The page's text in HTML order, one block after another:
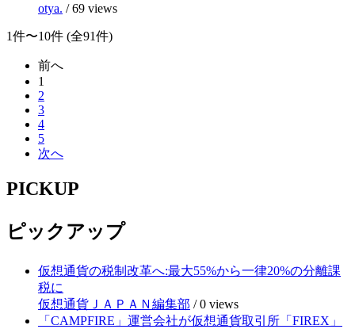
otya. /69 views
1件〜10件 (全91件)
前へ
1
2
3
4
5
次へ
PICKUP
ピックアップ
仮想通貨の税制改革へ:最大55%から一律20%の分離課
税に
仮想通貨ＪＡＰＡＮ編集部 /0 views
「CAMPFIRE」運営会社が仮想通貨取引所「FIREX」